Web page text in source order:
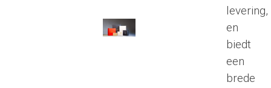
levering,
en
biedt
een
brede